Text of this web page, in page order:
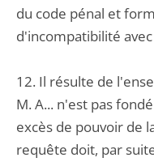
du code pénal et
d'incompatibilité
12. Il résulte de
M. A... n'est pas
excès de pouvoir de
requête doit, par